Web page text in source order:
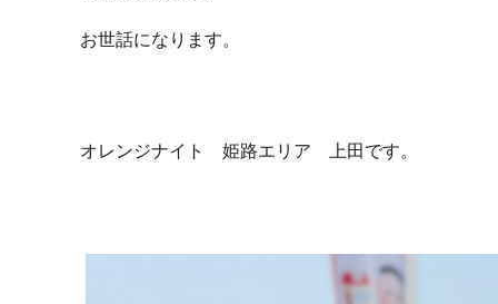
お世話になります。
オレンジナイト 姫路エリア 上田です。